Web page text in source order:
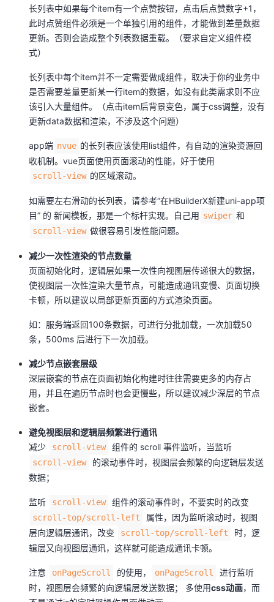
长列表中如果每个item有一个点赞按钮，点击后点赞数字+1，
此时点赞组件必须是一个单独引用的组件，才能做到差量数据
更新。否则会造成整个列表数据重载。（要求自定义组件模
式）
长列表中每个item并不一定需要做成组件，取决于你的业务中
是否需要差量更新某一行item的数据，如没有此类需求则不应
该引入大量组件。（点击item后背景变色，属于css调整，没有
更新data数据和渲染，不涉及这个问题）
app端 nvue 的长列表应该使用list组件，有自动的渲染资源回
收机制。vue页面使用页面滚动的性能，好于使用
scroll-view 的区域滚动。
如需要左右滑动的长列表，请参考“在HBuilderX新建uni-app项
目” 的 新闻模板，那是一个标杆实现。自己用 swiper 和
scroll-view 做很容易引发性能问题。
减少一次性渲染的节点数量
页面初始化时，逻辑层如果一次性向视图层传递很大的数据，
使视图层一次性渲染大量节点，可能造成通讯变慢、页面切换
卡顿，所以建议以局部更新页面的方式渲染页面。
如：服务端返回100条数据，可进行分批加载，一次加载50
条，500ms 后进行下一次加载。
减少节点嵌套层级
深层嵌套的节点在页面初始化构建时往往需要更多的内存占
用，并且在遍历节点时也会更慢些，所以建议减少深层的节点
嵌套。
避免视图层和逻辑层频繁进行通讯
减少
scroll-view 组件的 scroll 事件监听，当监听
scroll-view
的滚动事件时，视图层会频繁的向逻辑层发送
数据；
监听 scroll-view 组件的滚动事件时，不要实时的改变
scroll-top/scroll-left
属性，因为监听滚动时，视图
层向逻辑层通讯，改变
scroll-top/scroll-left
时，逻
辑层又向视图层通讯，这样就可能造成通讯卡顿。
注意 onPageScroll 的使用， onPageScroll
进行监听
时，视图层会频繁的向逻辑层发送数据； 多使用css动画，而